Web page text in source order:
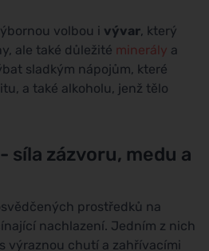
volbou i vývar, který
ale také důležité minerály a
sladkým nápojům, které
a také alkoholu, jenž tělo
síla zázvoru, medu a
prostředků na
nachlazení. Jedním z nich
výraznou chutí a zahřívacími